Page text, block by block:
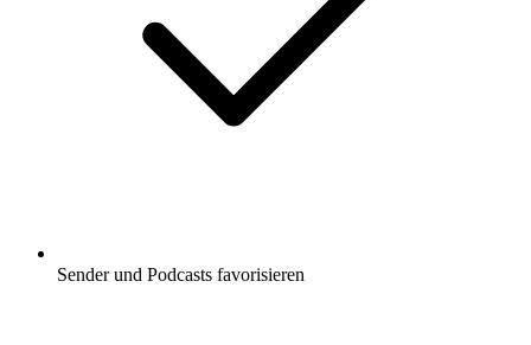
Sender und Podcasts favorisieren